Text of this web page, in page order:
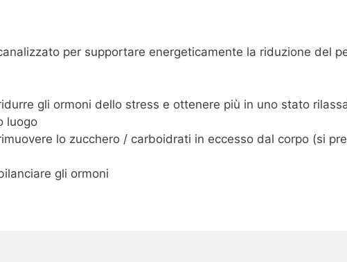
per supportare energeticamente la riduzione del
gli ormoni dello stress e ottenere più in uno stato
luogo
lo zucchero / carboidrati in eccesso dal corpo (si
gli ormoni